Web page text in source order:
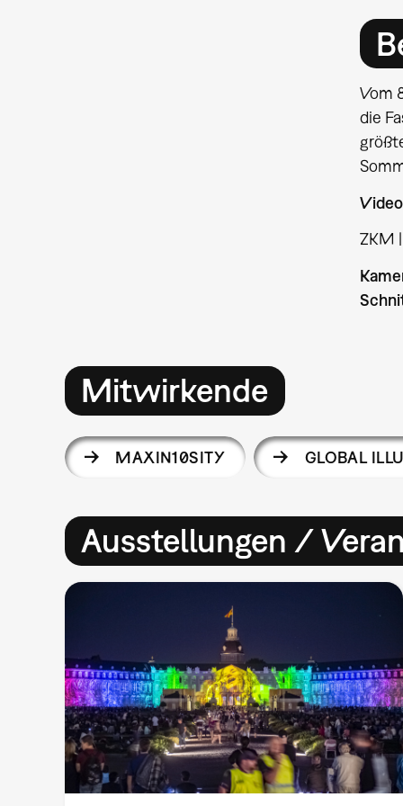
Vom
die
ZKM
Mitwirkende
MAXIN10SITY GLOBAL
Ausstellungen /